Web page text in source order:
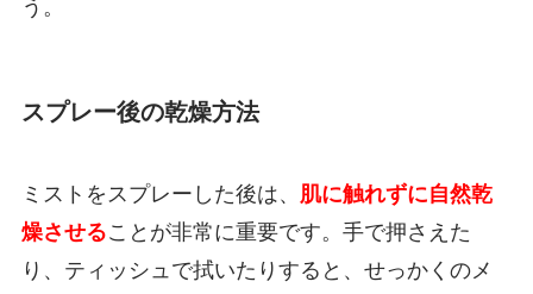
う。
スプレー後の乾燥方法
ミストをスプレーした後は、 肌に触れずに自然乾
燥させることが非常に重要です。手で押さえた
り、ティッシュで拭いたりすると、せっかくのメ